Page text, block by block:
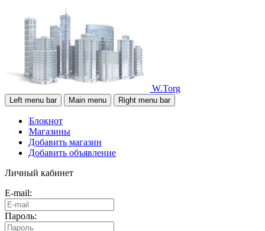
W.Torg
Left menu bar Main menu Right menu bar
Блокнот
Магазины
Добавить магазин
Добавить объявление
Личный кабинет
E-mail:
Пароль: